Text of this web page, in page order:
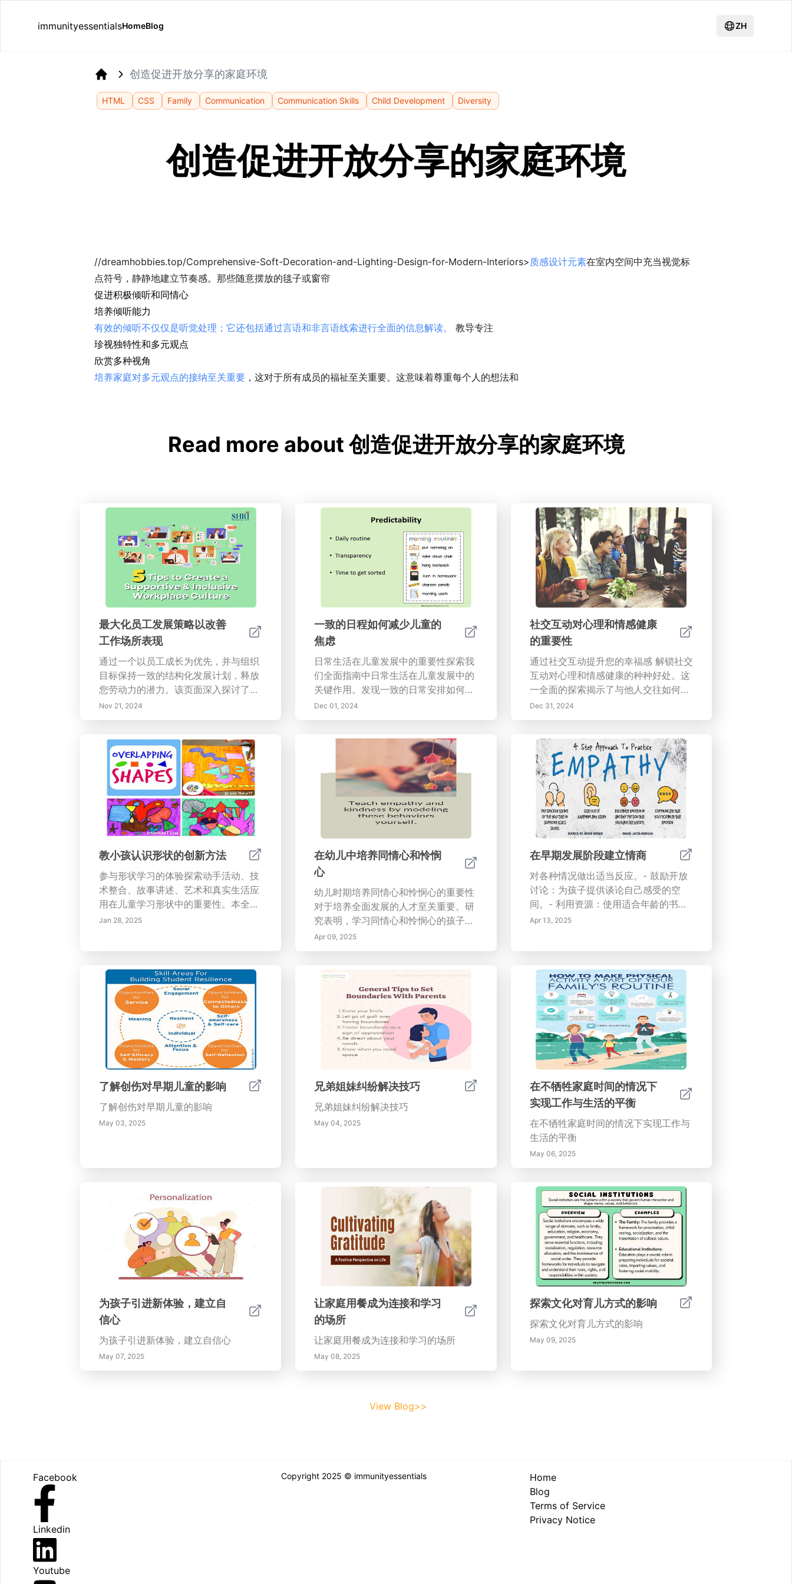
immunityessentialsHomeBlog ZH
创造促进开放分享的家庭环境
HTML CSS Family Communication Communication Skills Child Development Diversity
创造促进开放分享的家庭环境
//dreamhobbies.top/Comprehensive-Soft-Decoration-and-Lighting-Design-for-Modern-Interiors> 质感设计元素在室内空间中充当视觉标
点符号，静静地建立节奏感。那些随意摆放的毯子或窗帘
促进积极倾听和同情心
培养倾听能力
有效的倾听不仅仅是听觉处理；它还包括通过言语和非言语线索进行全面的信息解读。
教导专注
珍视独特性和多元观点
欣赏多种视角
培养家庭对多元观点的接纳至关重要 ，这对于所有成员的福祉至关重要。这意味着尊重每个人的想法和
Read more about 创造促进开放分享的家庭环境
最大化员工发展策略以改善
工作场所表现
通过一个以员工成长为优先，并与组织
目标保持一致的结构化发展计划，释放
您劳动力的潜力。该页面深入探讨了有
效发展策略的基本要素，强调持续学
习、技术整合和支持性工作环境的重要
培训如何提升员工的参与度和留任率。
学习如何培养一种让员工感到被重视和
激励去追求职业发展的氛围。探索各种
学习机会——从电子学习和指导到创新
的虚拟现实和增强现实培训解决方案。
通过战略性的员工发展投资，装备您的
组织，使其能够在当今动态环境中适应
Nov 21, 2024
一致的日程如何减少儿童的
焦虑
日常生活在儿童发展中的重要性探索我
们全面指南中日常生活在儿童发展中的
关键作用。发现一致的日常安排如何为
儿童提供可预测性、安全感和情感安
全，让他们茁壮成长。了解日常生活的
情绪调节以及促进积极的社交互动。我
们的文章还提供了实施结构化日程和让
儿童参与其中的实用策略。通过理解稳
定环境的长期影响，确保您孩子的情感
和发展健康。
Dec 01, 2024
社交互动对心理和情感健康
的重要性
通过社交互动提升您的幸福感 解锁社交
互动对心理和情感健康的种种好处。这
一全面的探索揭示了与他人交往如何抗
击孤独、改善情感韧性，甚至提升身体
健康。发现社交支持的关键作用，社区
技对我们互动方式的影响。学习实用策
略来增强情商，培养有意义的人际关
系，并促进归属感。加入我们，共同理
解社交网络在培育您的整体幸福感和营
造更快乐、更健康的生活中的基本重要
性。
Dec 31, 2024
教小孩认识形状的创新方法
参与形状学习的体验探索动手活动、技
术整合、故事讲述、艺术和真实生活应
用在儿童学习形状中的重要性。本全面
指南强调通过互动形状搜寻、数字工具
展、解决问题的技能以及学习的热爱。
加入我们，创造难忘的教育体验，将几
何概念与日常生活联系起来，激发课堂
上的创造力！
Jan 28, 2025
在幼儿中培养同情心和怜悯
心
幼儿时期培养同情心和怜悯心的重要性
对于培养全面发展的人才至关重要。研
究表明，学习同情心和怜悯心的孩子更
有可能发展成为有爱心、有责任感的
人。
Apr 09, 2025
在早期发展阶段建立情商
对各种情况做出适当反应。- 鼓励开放
讨论：为孩子提供谈论自己感受的空
间。- 利用资源：使用适合年龄的书籍
和游戏来促进情感学习。学校的责任教
培训教师识别情感动态，可以进一步支
持学生的情感成长，最终带来更好的学
业成果。情商的长期好处在儿童时期投
资情商在成年后会带来回报，个人享有
更良好的关系，更高的工作满意度和改
善的领导素质。研究表明，情商比传统
智商更能准确预测工作场所的成功，强
性。鼓励同理心和社交技能同理心是社
交互动的基石，可以通过观察和游戏来
培养。团体运动和合作游戏等活动为孩
子们提供了实践同理心和社交技能的现
实场景。父母应提供指导和榜样，倡导
同理心和理解，并鼓励围绕情感的讨
时期强调情商对于培养能够有效应对生
活挑战的全面发展个体至关重要。通过
在家庭和学校培养情商，我们可以为孩
子们提供情感健康和成功的基本技能。
今天对他们情感成长的投资将导致明天
一个更具同情心和情感意识的社会。
Apr 13, 2025
了解创伤对早期儿童的影响
了解创伤对早期儿童的影响
May 03, 2025
兄弟姐妹纠纷解决技巧
兄弟姐妹纠纷解决技巧
May 04, 2025
在不牺牲家庭时间的情况下
实现工作与生活的平衡
在不牺牲家庭时间的情况下实现工作与
生活的平衡
May 06, 2025
为孩子引进新体验，建立自
信心
为孩子引进新体验，建立自信心
May 07, 2025
让家庭用餐成为连接和学习
的场所
让家庭用餐成为连接和学习的场所
May 08, 2025
探索文化对育儿方式的影响
探索文化对育儿方式的影响
May 09, 2025
View Blog>>
Facebook
Linkedin
Youtube
Copyright 2025 © immunityessentials
Home
Blog
Terms of Service
Privacy Notice